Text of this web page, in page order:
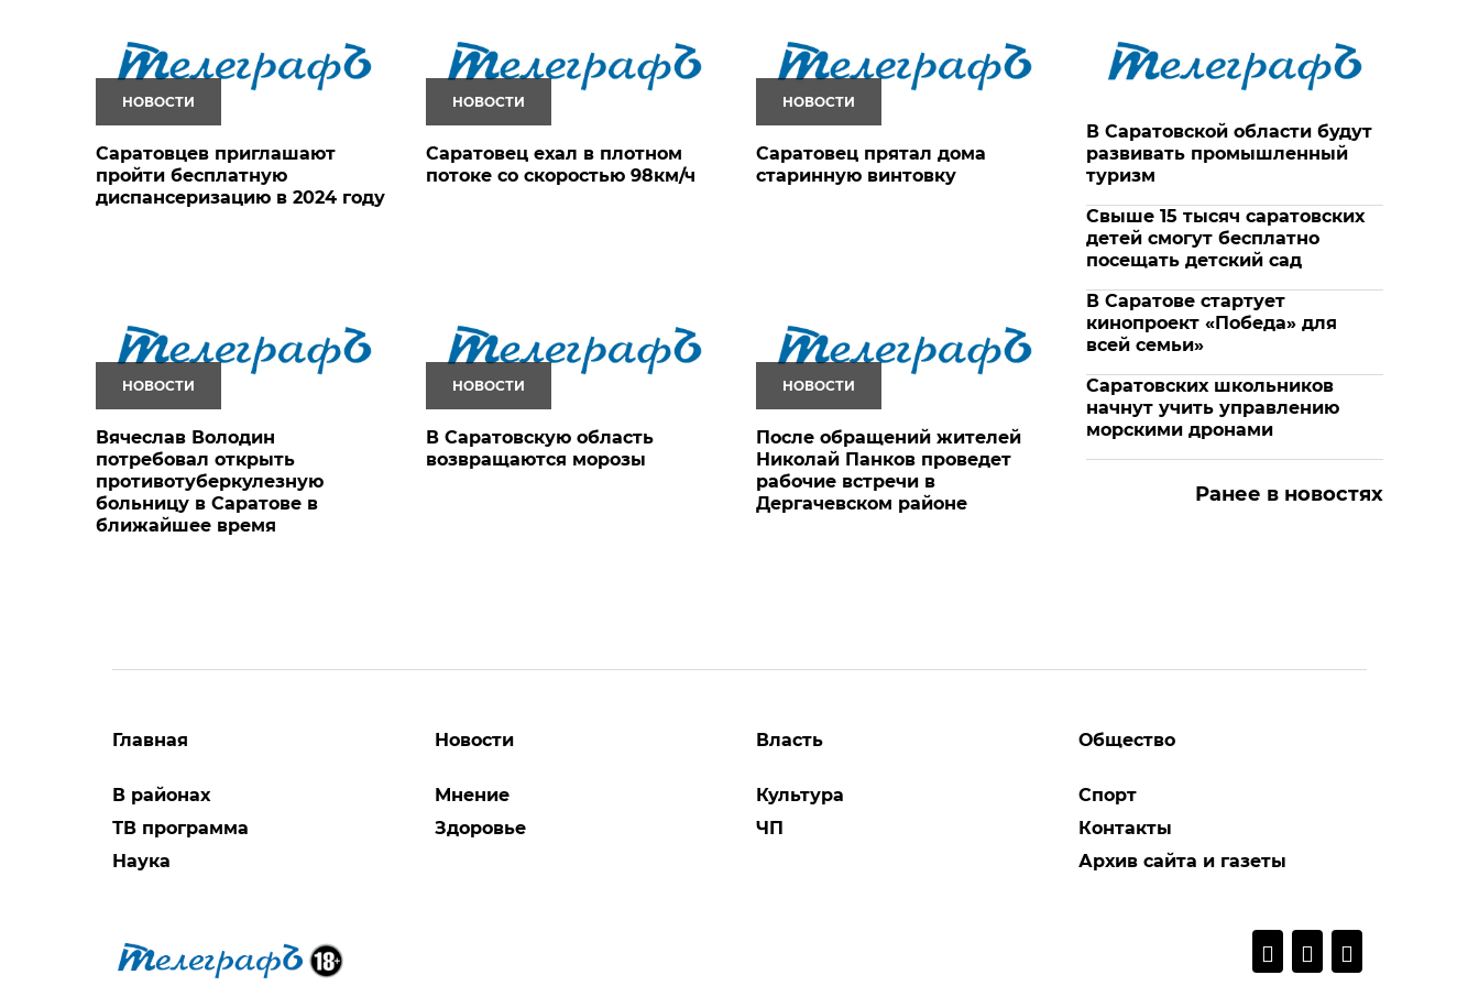
НОВОСТИ
Саратовцев приглашают
пройти бесплатную
диспансеризацию в 2024 году
НОВОСТИ
Саратовец ехал в плотном
потоке со скоростью 98км/ч
НОВОСТИ
Саратовец прятал дома
старинную винтовку
НОВОСТИ
Вячеслав Володин
потребовал открыть
противотуберкулезную
больницу в Саратове в
ближайшее время
НОВОСТИ
В Саратовскую область
возвращаются морозы
НОВОСТИ
После обращений жителей
Николай Панков проведет
рабочие встречи в
Дергачевском районе
В Саратовской области будут
развивать промышленный
туризм
Свыше 15 тысяч саратовских
детей смогут бесплатно
посещать детский сад
В Саратове стартует
кинопроект «Победа» для
всей семьи»
Саратовских школьников
начнут учить управлению
морскими дронами
Ранее в новостях
Главная
В районах
ТВ программа
Наука
Новости
Мнение
Здоровье
Власть
Культура
ЧП
Общество
Спорт
Контакты
Архив сайта и газеты